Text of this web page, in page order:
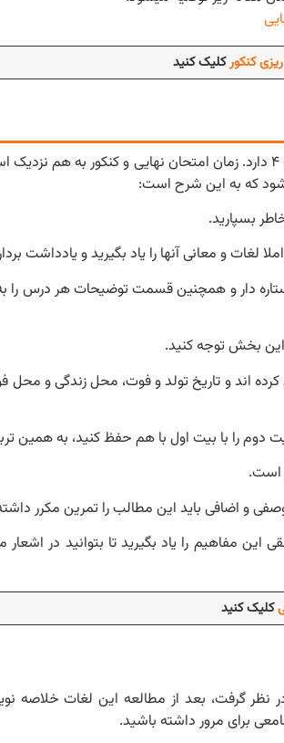
کنکورکلیک کنید
با توجه به اینکه درس ادبیات فارسی در امتحان نهایی ضریب ۲ و در کنکور سراسری ضریب ۴ دارد. زمان امتحان
که به این شرح است:
بسپارید.
و معانی آنها را یاد بگیرید و یادداشت
ستاره دار و همچنین قسمت توضیحات هر درس را
این بخش توجه کنید.
کرده اند و تاریخ تولد و فوت، محل زندگی و
را با بیت اول با هم حفظ کنید، به همین
است.
و اضافی باید این مطالب را تمرین مکرر
مفاهیم را یاد بگیرید تا بتوانید در اشعار
کلیک کنید
نظر گرفت، بعد از مطالعه این لغات خلاصه
برای مرور داشته باشید.